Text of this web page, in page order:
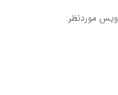
موردنظر: